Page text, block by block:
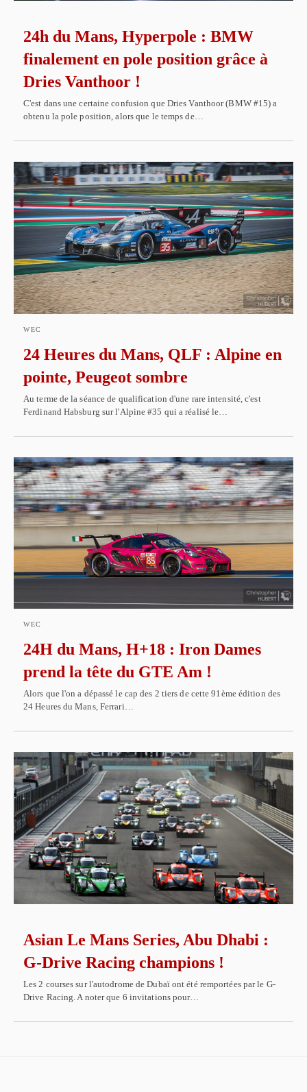
24h du Mans, Hyperpole : BMW
finalement en pole position grâce à
Dries Vanthoor !
C'est dans une certaine confusion que Dries Vanthoor (BMW #15) a
obtenu la pole position, alors que le temps de…
WEC
24 Heures du Mans, QLF : Alpine en
pointe, Peugeot sombre
Au terme de la séance de qualification d'une rare intensité, c'est
Ferdinand Habsburg sur l'Alpine #35 qui a réalisé le…
WEC
24H du Mans, H+18 : Iron Dames
prend la tête du GTE Am !
Alors que l'on a dépassé le cap des 2 tiers de cette 91ème édition des
24 Heures du Mans, Ferrari…
Asian Le Mans Series, Abu Dhabi :
G-Drive Racing champions !
Les 2 courses sur l'autodrome de Dubaï ont été remportées par le G-
Drive Racing. A noter que 6 invitations pour…